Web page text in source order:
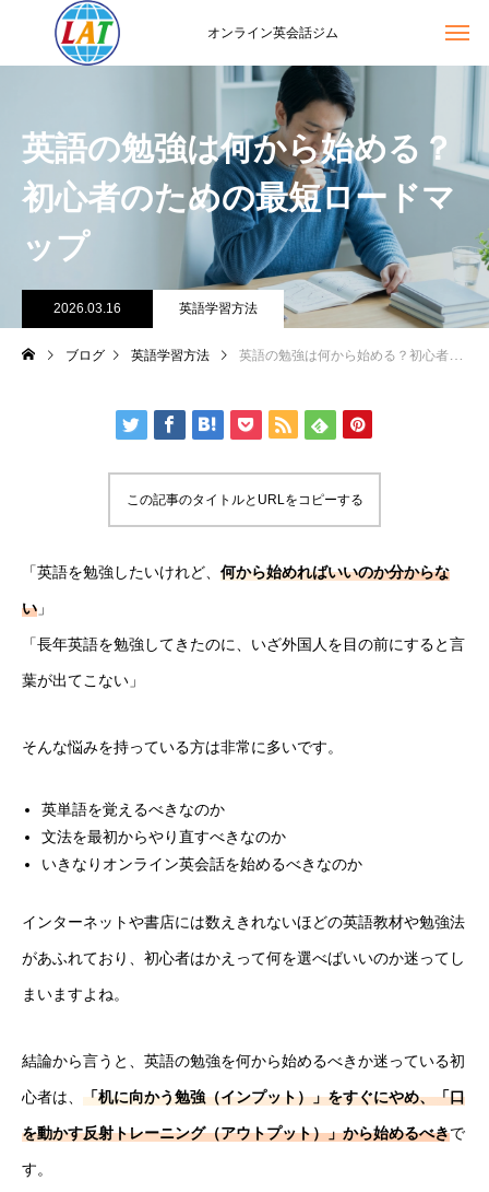
オンライン英会話ジム
英語の勉強は何から始める？
初心者のための最短ロードマ
ップ
2026.03.16 英語学習方法
ブログ 英語学習方法 英語の勉強は何から始める？初心者のための最短ロードマップ
この記事のタイトルとURLをコピーする
「英語を勉強したいけれど、 何から始めればいいのか分からな
い 」
「長年英語を勉強してきたのに、いざ外国人を目の前にすると言
葉が出てこない」
そんな悩みを持っている方は非常に多いです。
英単語を覚えるべきなのか
文法を最初からやり直すべきなのか
いきなりオンライン英会話を始めるべきなのか
インターネットや書店には数えきれないほどの英語教材や勉強法
があふれており、初心者はかえって何を選べばいいのか迷ってし
まいますよね。
結論から言うと、英語の勉強を何から始めるべきか迷っている初
心者は、 「机に向かう勉強（インプット）」をすぐにやめ、「口
を動かす反射トレーニング（アウトプット）」から始めるべきで
す。